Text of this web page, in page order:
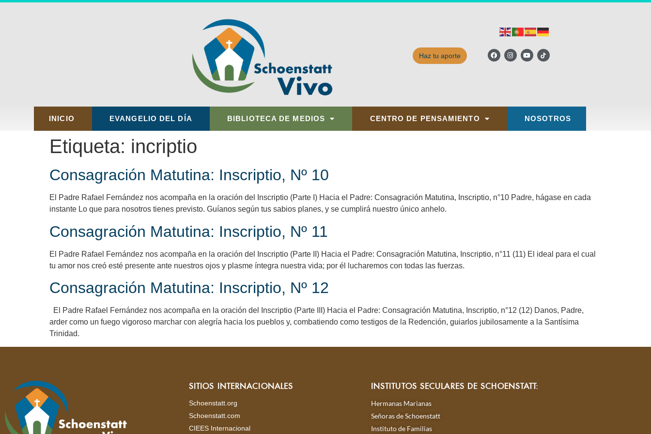
Haz tu aporte
INICIO EVANGELIO DEL DÍA BIBLIOTECA DE MEDIOS CENTRO DE PENSAMIENTO NOSOTROS
Etiqueta: incriptio
Consagración Matutina: Inscriptio, Nº 10
El Padre Rafael Fernández nos acompaña en la oración del Inscriptio (Parte I) Hacia el Padre: Consagración Matutina, Inscriptio, n°10 Padre, hágase en cada
instante Lo que para nosotros tienes previsto. Guíanos según tus sabios planes, y se cumplirá nuestro único anhelo.
Consagración Matutina: Inscriptio, Nº 11
El Padre Rafael Fernández nos acompaña en la oración del Inscriptio (Parte II) Hacia el Padre: Consagración Matutina, Inscriptio, n°11 (11) El ideal para el cual
tu amor nos creó esté presente ante nuestros ojos y plasme íntegra nuestra vida; por él lucharemos con todas las fuerzas.
Consagración Matutina: Inscriptio, Nº 12
El Padre Rafael Fernández nos acompaña en la oración del Inscriptio (Parte III) Hacia el Padre: Consagración Matutina, Inscriptio, n°12 (12) Danos, Padre,
arder como un fuego vigoroso marchar con alegría hacia los pueblos y, combatiendo como testigos de la Redención, guiarlos jubilosamente a la Santísima
Trinidad.
SITIOS INTERNACIONALES
Schoenstatt.org
Schoenstatt.com
CIEES Internacional
INSTITUTOS SECULARES DE SCHOENSTATT:
Hermanas Marianas
Señoras de Schoenstatt
Instituto de Familias